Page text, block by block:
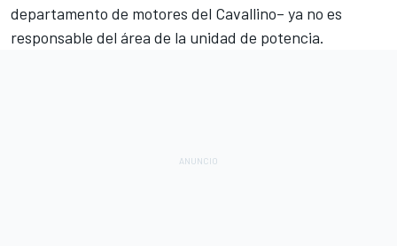
departamento de motores del Cavallino– ya no es
responsable del área de la unidad de potencia.